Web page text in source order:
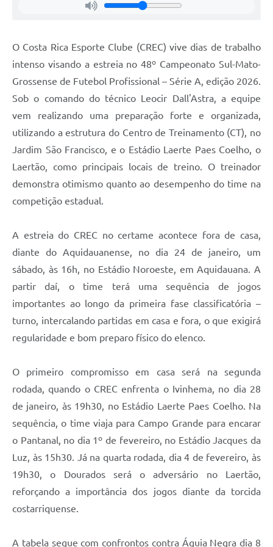
O Costa Rica Esporte Clube (CREC) vive dias de trabalho
intenso visando a estreia no 48º Campeonato Sul-Mato-
Grossense de Futebol Profissional – Série A, edição 2026.
Sob o comando do técnico Leocir Dall'Astra, a equipe
vem realizando uma preparação forte e organizada,
utilizando a estrutura do Centro de Treinamento (CT), no
Jardim São Francisco, e o Estádio Laerte Paes Coelho, o
Laertão, como principais locais de treino. O treinador
demonstra otimismo quanto ao desempenho do time na
competição estadual.
A estreia do CREC no certame acontece fora de casa,
diante do Aquidauanense, no dia 24 de janeiro, um
sábado, às 16h, no Estádio Noroeste, em Aquidauana. A
partir daí, o time terá uma sequência de jogos
importantes ao longo da primeira fase classificatória –
turno, intercalando partidas em casa e fora, o que exigirá
regularidade e bom preparo físico do elenco.
O primeiro compromisso em casa será na segunda
rodada, quando o CREC enfrenta o Ivinhema, no dia 28
de janeiro, às 19h30, no Estádio Laerte Paes Coelho. Na
sequência, o time viaja para Campo Grande para encarar
o Pantanal, no dia 1º de fevereiro, no Estádio Jacques da
Luz, às 15h30. Já na quarta rodada, dia 4 de fevereiro, às
19h30, o Dourados será o adversário no Laertão,
reforçando a importância dos jogos diante da torcida
costarriquense.
A tabela segue com confrontos contra Águia Negra dia 8